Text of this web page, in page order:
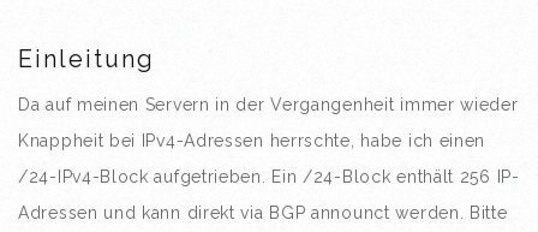
Einleitung
Da auf meinen Servern in der Vergangenheit immer wieder
Knappheit bei IPv4-Adressen herrschte, habe ich einen
/24-IPv4-Block aufgetrieben. Ein /24-Block enthält 256 IP-
Adressen und kann direkt via BGP announct werden. Bitte